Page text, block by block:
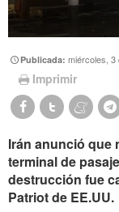
Publicada:miércoles, 3
Imprimir
Irán anunció que
terminal de
destrucción fue
Patriot de EE.UU.